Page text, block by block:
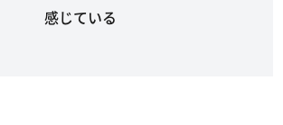
感じている